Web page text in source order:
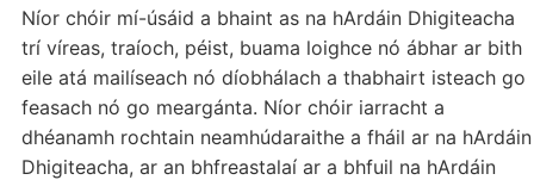
Níor chóir mí-úsáid a bhaint as na hArdáin Dhigiteacha
trí víreas, traíoch, péist, buama loighce nó ábhar ar bith
eile atá mailíseach nó díobhálach a thabhairt isteach go
feasach nó go meargánta. Níor chóir iarracht a
dhéanamh rochtain neamhúdaraithe a fháil ar na hArdáin
Dhigiteacha, ar an bhfreastalaí ar a bhfuil na hArdáin